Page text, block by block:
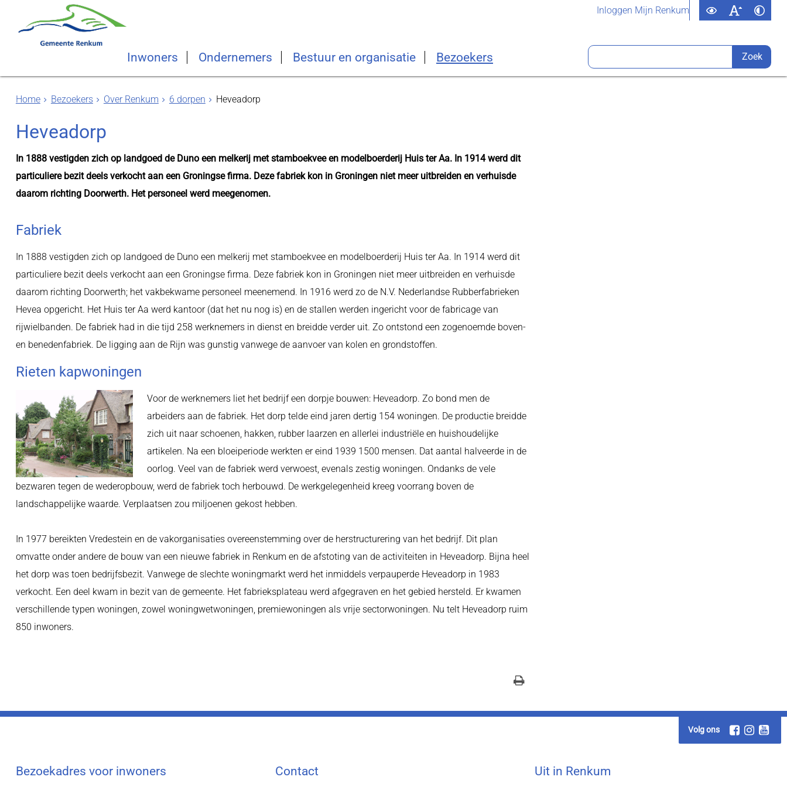
Inloggen Mijn Renkum
Inwoners Ondernemers Bestuur en organisatie Bezoekers
Home Bezoekers Over Renkum 6 dorpen Heveadorp
Heveadorp
In 1888 vestigden zich op landgoed de Duno een melkerij met stamboekvee en modelboerderij Huis ter Aa. In 1914 werd dit
particuliere bezit deels verkocht aan een Groningse firma. Deze fabriek kon in Groningen niet meer uitbreiden en verhuisde
daarom richting Doorwerth. Het personeel werd meegenomen.
Fabriek
In 1888 vestigden zich op landgoed de Duno een melkerij met stamboekvee en modelboerderij Huis ter Aa. In 1914 werd dit
particuliere bezit deels verkocht aan een Groningse firma. Deze fabriek kon in Groningen niet meer uitbreiden en verhuisde
daarom richting Doorwerth; het vakbekwame personeel meenemend. In 1916 werd zo de N.V. Nederlandse Rubberfabrieken
Hevea opgericht. Het Huis ter Aa werd kantoor (dat het nu nog is) en de stallen werden ingericht voor de fabricage van
rijwielbanden. De fabriek had in die tijd 258 werknemers in dienst en breidde verder uit. Zo ontstond een zogenoemde boven-
en benedenfabriek. De ligging aan de Rijn was gunstig vanwege de aanvoer van kolen en grondstoffen.
Rieten kapwoningen
Voor de werknemers liet het bedrijf een dorpje bouwen: Heveadorp. Zo bond men de
arbeiders aan de fabriek. Het dorp telde eind jaren dertig 154 woningen. De productie breidde
zich uit naar schoenen, hakken, rubber laarzen en allerlei industriële en huishoudelijke
artikelen. Na een bloeiperiode werkten er eind 1939 1500 mensen. Dat aantal halveerde in de
oorlog. Veel van de fabriek werd verwoest, evenals zestig woningen. Ondanks de vele
bezwaren tegen de wederopbouw, werd de fabriek toch herbouwd. De werkgelegenheid kreeg voorrang boven de
landschappelijke waarde. Verplaatsen zou miljoenen gekost hebben.
In 1977 bereikten Vredestein en de vakorganisaties overeenstemming over de herstructurering van het bedrijf. Dit plan
omvatte onder andere de bouw van een nieuwe fabriek in Renkum en de afstoting van de activiteiten in Heveadorp. Bijna heel
het dorp was toen bedrijfsbezit. Vanwege de slechte woningmarkt werd het inmiddels verpauperde Heveadorp in 1983
verkocht. Een deel kwam in bezit van de gemeente. Het fabrieksplateau werd afgegraven en het gebied hersteld. Er kwamen
verschillende typen woningen, zowel woningwetwoningen, premiewoningen als vrije sectorwoningen. Nu telt Heveadorp ruim
850 inwoners.
Volg ons
Bezoekadres voor inwoners Contact Uit in Renkum